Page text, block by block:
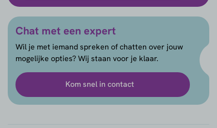
Chat met een expert
Wil je met iemand spreken of chatten over jouw
mogelijke opties? Wij staan voor je klaar.
Kom snel in contact